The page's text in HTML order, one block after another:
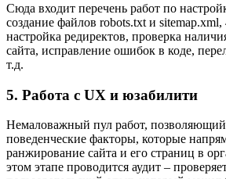
Сюда входит перечень работ по
создание файлов robots.txt и
настройка редиректов, проверка
сайта, исправление ошибок в коде,
т.д.
5. Работа с UX и юзабилити
Немаловажный пул работ,
поведенческие факторы, которые
ранжирование сайта и его страниц в
этом этапе проводится аудит –